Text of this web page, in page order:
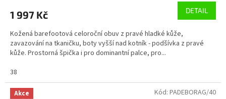
1 997 Kč DETAIL
Kožená barefootová celoroční obuv z pravé hladké kůže,
zavazování na tkaničku, boty vyšší nad kotník - podšívka z pravé
kůže. Prostorná špička i pro dominantní palce, pro...
38
Akce Kód: PADEBORAG/40